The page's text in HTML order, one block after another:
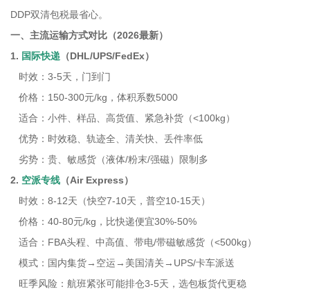
DDP双清包税最省心。
一、主流运输方式对比（2026最新）
1. 国际快递 （DHL/UPS/FedEx）
时效：3-5天，门到门
价格：150-300元/kg，体积系数5000
适合：小件、样品、高货值、紧急补货（<100kg）
优势：时效稳、轨迹全、清关快、丢件率低
劣势：贵、敏感货（液体/粉末/强磁）限制多
2. 空派专线 （Air Express）
时效：8-12天（快空7-10天，普空10-15天）
价格：40-80元/kg，比快递便宜30%-50%
适合：FBA头程、中高值、带电/带磁敏感货（<500kg）
模式：国内集货→空运→美国清关→UPS/卡车派送
旺季风险：航班紧张可能排仓3-5天，选包板货代更稳